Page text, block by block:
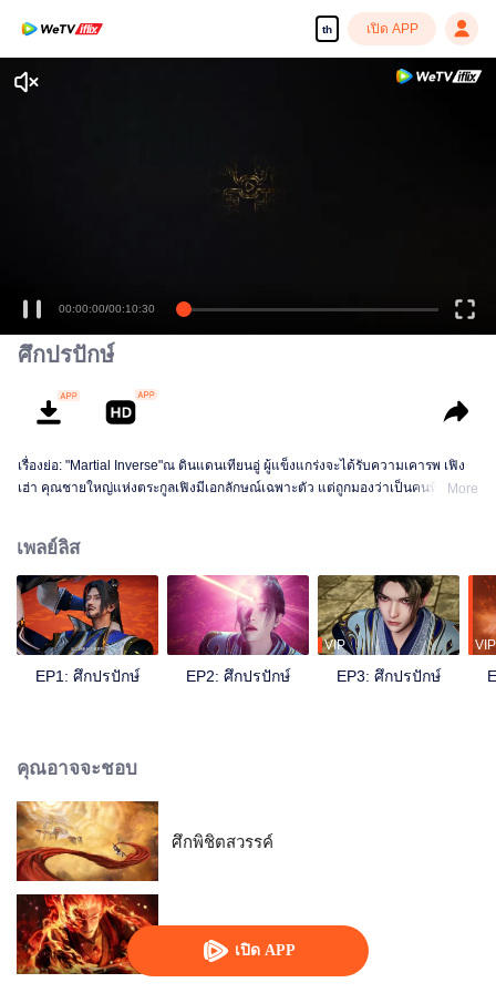
th เปิด APP
เปิด APP
00:00:00/00:10:30
ศึกปรปักษ์
เรื่องย่อ: "Martial Inverse"ณ ดินแดนเทียนอู่ ผู้แข็งแกร่งจะได้รับความเคารพ เฟิง
เฮ่า คุณชายใหญ่แห่งตระกูลเฟิงมีเอกลักษณ์เฉพาะตัว แต่ถูกมองว่าเป็นคนที่ไม่ได้
More
เพลย์ลิส
EP1: ศึกปรปักษ์ EP2: ศึกปรปักษ์
VIP
EP3: ศึกปรปักษ์
VIP
คุณอาจจะชอบ
ศึกพิชิตสวรรค์